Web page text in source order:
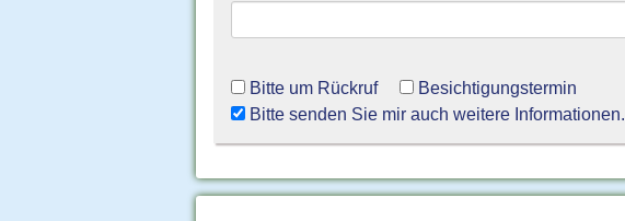
Bitte um Rückruf
Besichtigungstermin
Bitte senden Sie mir auch weitere Informationen.